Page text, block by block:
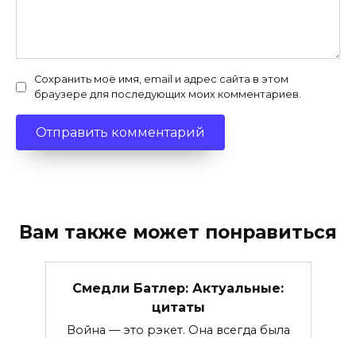
Сохранить моё имя, email и адрес сайта в этом
браузере для последующих моих комментариев.
Вам также может понравиться
Смедли Батлер: Актуальные:
цитаты
Война — это рэкет. Она всегда была